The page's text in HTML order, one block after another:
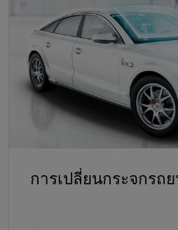
การเปลี่ยนกระจกรถ